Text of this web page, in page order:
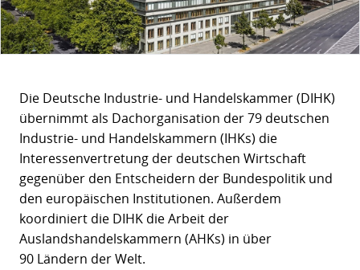
Die Deutsche Industrie- und Handelskammer (DIHK)
übernimmt als Dachorganisation der 79 deutschen
Industrie- und Handelskammern (IHKs) die
Interessenvertretung der deutschen Wirtschaft
gegenüber den Entscheidern der Bundespolitik und
den europäischen Institutionen. Außerdem
koordiniert die DIHK die Arbeit der
Auslandshandelskammern (AHKs) in über
90 Ländern der Welt.